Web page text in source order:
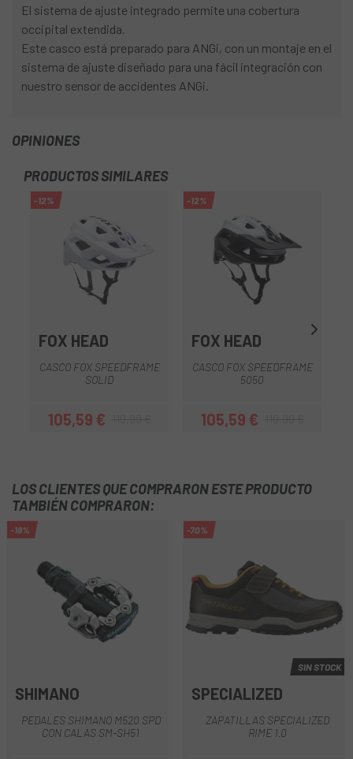
El sistema de ajuste integrado permite una cobertura
occipital extendida.
Este casco está preparado para ANGi, con un montaje en el
sistema de ajuste diseñado para una fácil integración con
nuestro sensor de accidentes ANGi.
OPINIONES
PRODUCTOS SIMILARES
-12%
FOX HEAD
CASCO FOX SPEEDFRAME
SOLID
Precio
105,59 €Precio regular
-12%
FOX HEAD
CASCO FOX SPEEDFRAME
5050
Precio
105,59 €Precio regular
LOS CLIENTES QUE COMPRARON ESTE PRODUCTO
TAMBIÉN COMPRARON:
-18%
SHIMANO
PEDALES SHIMANO M520 SPD
CON CALAS SM-SH51
-70%
SIN STOCK
SPECIALIZED
ZAPATILLAS SPECIALIZED
RIME 1.0